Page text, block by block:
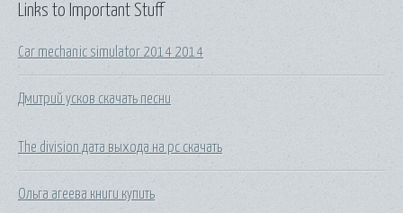
Links to Important Stuff
Car mechanic simulator 2014 2014
Дмитрий усков скачать песни
The division дата выхода на pc скачать
Ольга агеева книги купить